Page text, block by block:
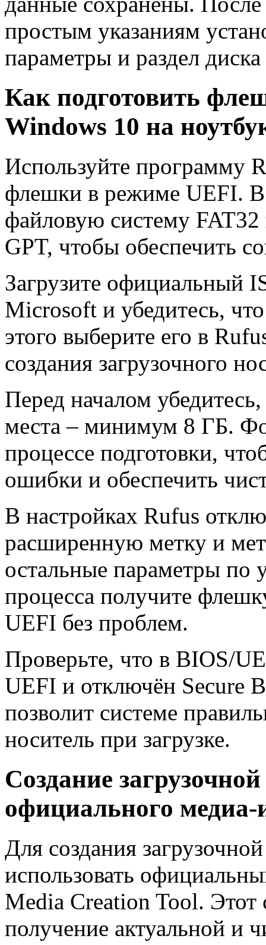
простым указаниям
параметры и раздел
Как подготовить
Windows 10 на
Используйте программу
флешки в режиме UEFI. В
файловую систему FAT32
GPT, чтобы обеспечить
Загрузите официальный
Microsoft и убедитесь,
этого выберите его в
создания загрузочного
Перед началом
места – минимум 8 ГБ.
процессе подготовки,
ошибки и обеспечить
В настройках Rufus
расширенную метку и
остальные параметры по
процесса получите
UEFI без проблем.
Проверьте, что в BIOS/
UEFI и отключён Secure
позволит системе
носитель при загрузке.
Создание
официального
Для создания
использовать
Media Creation Tool. Этот
получение актуальной и